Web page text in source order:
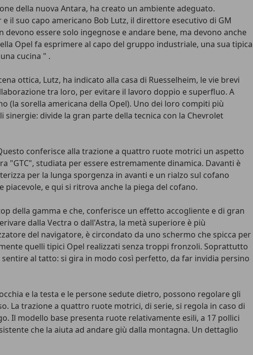
della nuova Antara, ha creato un ambiente adeguato.
il suo capo americano Bob Lutz, il direttore esecutivo di GM
essere solo ingegnose e andare bene, ma devono anche
Opel fa esprimere al capo del gruppo industriale, una sua tipica
cucina " .
ottica, Lutz, ha indicato alla casa di Ruesselheim, le vie brevi
tra loro, per evitare il lavoro doppio e superfluo. A
(la sorella americana della Opel). Uno dei loro compiti più
divide la gran parte della tecnica con la Chevrolet
conferisce alla trazione a quattro ruote motrici un aspetto
studiata per essere estremamente dinamica. Davanti è
per la lunga sporgenza in avanti e un rialzo sul cofano
e qui si ritrova anche la piega del cofano.
della gamma e che, conferisce un effetto accogliente e di gran
dalla Vectra o dall'Astra, la metà superiore è più
del navigatore, è circondato da uno schermo che spicca per
quelli tipici Opel realizzati senza troppi fronzoli. Soprattutto
al tatto: si gira in modo così perfetto, da far invidia persino
e la testa e le persone sedute dietro, possono regolare gli
La trazione a quattro ruote motrici, di serie, si regola in caso di
Il modello base presenta ruote relativamente esili, a 17 pollici
che la aiuta ad andare giù dalla montagna. Un dettaglio